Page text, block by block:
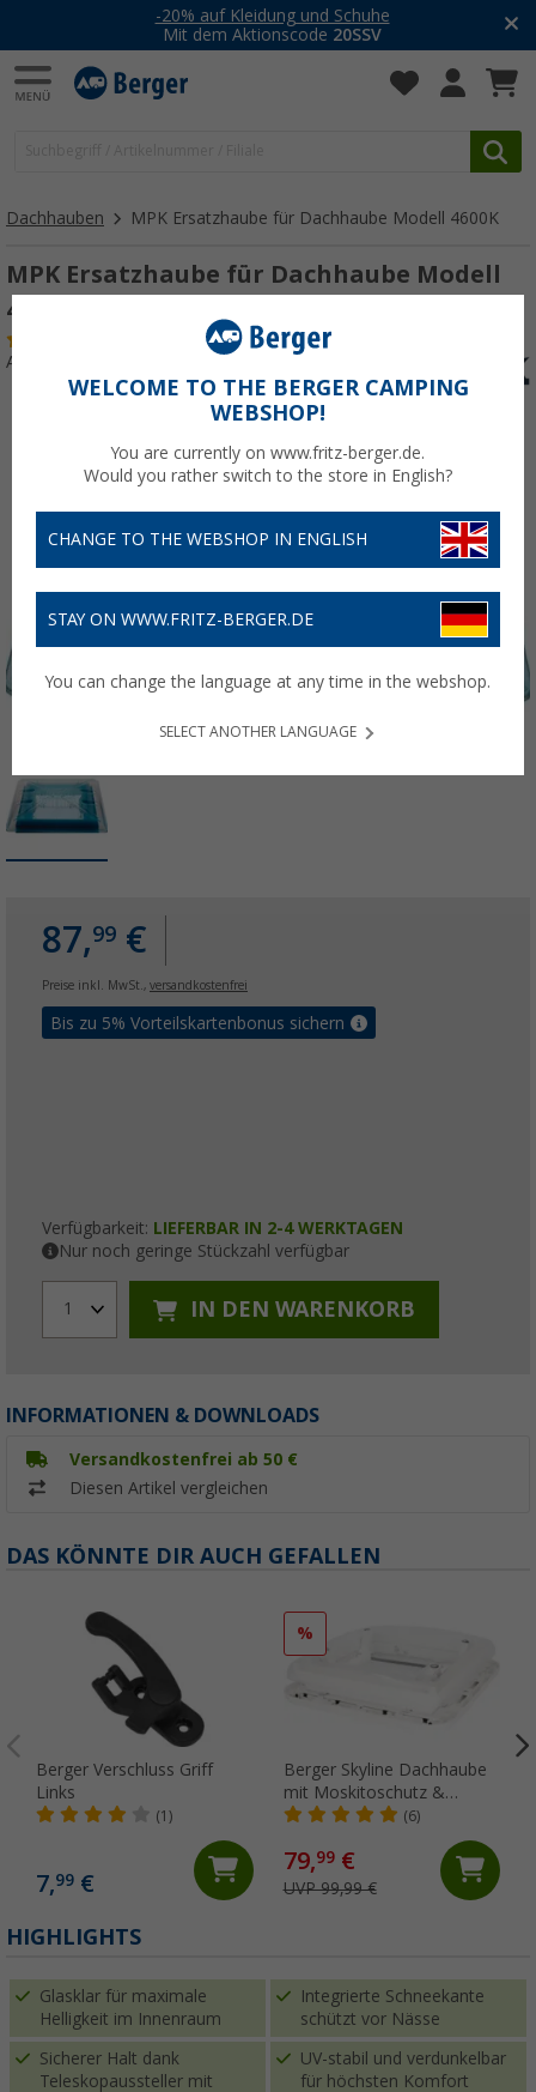
-20% auf Kleidung und Schuhe
Mit dem Aktionscode 20SSV
Dachhauben MPK Ersatzhaube für Dachhaube Modell 4600K
MPK Ersatzhaube für Dachhaube Modell
4600K weiß
Art.-Nr.: 210180
87,99 €
Preise inkl. MwSt., versandkostenfrei
Bis zu 5% Vorteilskartenbonus sichern
Verfügbarkeit: LIEFERBAR IN 2-4 WERKTAGEN
Nur noch geringe Stückzahl verfügbar
1 IN DEN WARENKORB
INFORMATIONEN & DOWNLOADS
Versandkostenfrei ab 50 €
Diesen Artikel vergleichen
DAS KÖNNTE DIR AUCH GEFALLEN
Berger Verschluss Griff
Links
(1)
7,99 €
%
Berger Skyline Dachhaube
mit Moskitoschutz &
Verdunkelungsrollo 40 x 40
(6)
79,99€
UVP 99,99 €
HIGHLIGHTS
Glasklar für maximale
Helligkeit im Innenraum
Integrierte Schneekante
schützt vor Nässe
Sicherer Halt dank
Teleskopaussteller mit
UV-stabil und verdunkelbar
für höchsten Komfort
WELCOME TO THE BERGER CAMPING
WEBSHOP!
You are currently on www.fritz-berger.de.
Would you rather switch to the store in English?
CHANGE TO THE WEBSHOP IN ENGLISH
STAY ON WWW.FRITZ-BERGER.DE
You can change the language at any time in the webshop.
SELECT ANOTHER LANGUAGE